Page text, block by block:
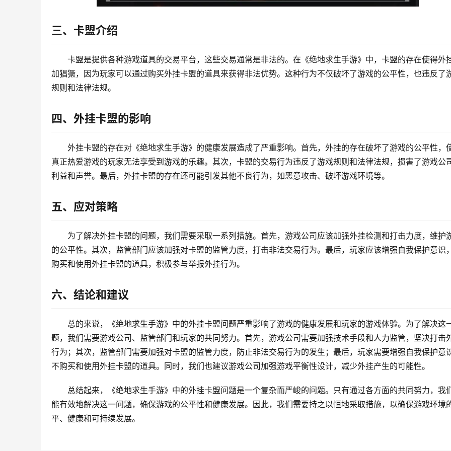
三、卡盟介绍
卡盟是提供各种游戏道具的交易平台，这些交易通常是非法的。在《绝地求生手游》中，卡盟的存在使得外
加猖獗，因为玩家可以通过购买外挂卡盟的道具来获得非法优势。这种行为不仅破坏了游戏的公平性，也违反了
规则和法律法规。
四、外挂卡盟的影响
外挂卡盟的存在对《绝地求生手游》的健康发展造成了严重影响。首先，外挂的存在破坏了游戏的公平性，
真正热爱游戏的玩家无法享受到游戏的乐趣。其次，卡盟的交易行为违反了游戏规则和法律法规，损害了游戏公
利益和声誉。最后，外挂卡盟的存在还可能引发其他不良行为，如恶意攻击、破坏游戏环境等。
五、应对策略
为了解决外挂卡盟的问题，我们需要采取一系列措施。首先，游戏公司应该加强外挂检测和打击力度，维护
的公平性。其次，监管部门应该加强对卡盟的监管力度，打击非法交易行为。最后，玩家应该增强自我保护意识
购买和使用外挂卡盟的道具，积极参与举报外挂行为。
六、结论和建议
总的来说，《绝地求生手游》中的外挂卡盟问题严重影响了游戏的健康发展和玩家的游戏体验。为了解决这
题，我们需要游戏公司、监管部门和玩家的共同努力。首先，游戏公司需要加强技术手段和人力监管，坚决打击
行为；其次，监管部门需要加强对卡盟的监管力度，防止非法交易行为的发生；最后，玩家需要增强自我保护意识
不购买和使用外挂卡盟的道具。同时，我们也建议游戏公司加强游戏平衡性设计，减少外挂产生的可能性。
总结起来，《绝地求生手游》中的外挂卡盟问题是一个复杂而严峻的问题。只有通过各方面的共同努力，我
能有效地解决这一问题，确保游戏的公平性和健康发展。因此，我们需要持之以恒地采取措施，以确保游戏环境
平、健康和可持续发展。